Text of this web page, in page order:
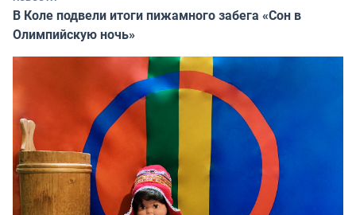
В Коле подвели итоги пижамного забега «Сон в
Олимпийскую ночь»